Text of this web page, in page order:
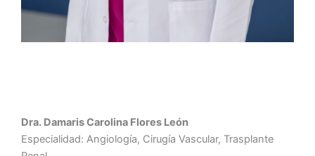
Dra. Damaris Carolina Flores León
Especialidad: Angiología, Cirugía Vascular, Trasplante